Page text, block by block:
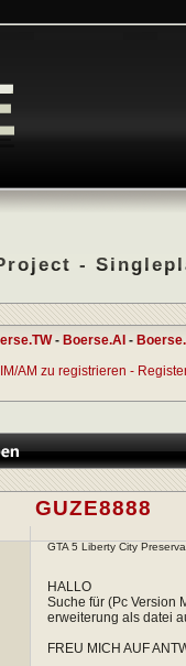
-
- Boerse.AI -
AM zu registrieren -
GUZE8888
GTA 5 Liberty City
HALLO
Suche für (Pc Version
erweiterung als datei
FREU MICH AUF